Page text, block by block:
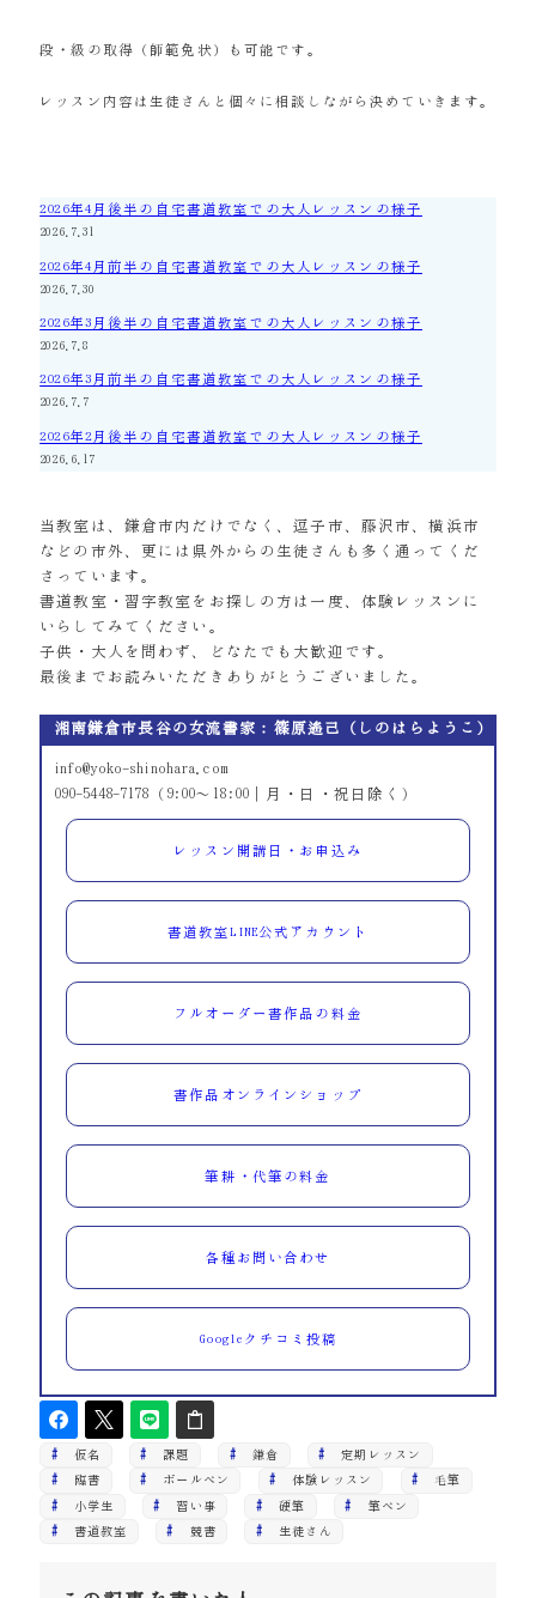
段・級の取得（師範免状）も可能です。
レッスン内容は生徒さんと個々に相談しながら決めていきます。
2026年4月後半の自宅書道教室での大人レッスンの様子
2026.7.31
2026年4月前半の自宅書道教室での大人レッスンの様子
2026.7.30
2026年3月後半の自宅書道教室での大人レッスンの様子
2026.7.8
2026年3月前半の自宅書道教室での大人レッスンの様子
2026.7.7
2026年2月後半の自宅書道教室での大人レッスンの様子
2026.6.17
当教室は、鎌倉市内だけでなく、逗子市、藤沢市、横浜市
などの市外、更には県外からの生徒さんも多く通ってくだ
さっています。
書道教室・習字教室をお探しの方は一度、体験レッスンに
いらしてみてください。
子供・大人を問わず、どなたでも大歓迎です。
最後までお読みいただきありがとうございました。
湘南鎌倉市長谷の女流書家：篠原遙己（しのはらようこ）
info@yoko-shinohara.com
090-5448-7178（9:00～18:00｜月・日・祝日除く）
レッスン開講日・お申込み
書道教室LINE公式アカウント
フルオーダー書作品の料金
書作品オンラインショップ
筆耕・代筆の料金
各種お問い合わせ
Googleクチコミ投稿
仮名 課題 鎌倉 定期レッスン
臨書 ボールペン 体験レッスン 毛筆
小学生 習い事 硬筆 筆ペン
書道教室 競書 生徒さん